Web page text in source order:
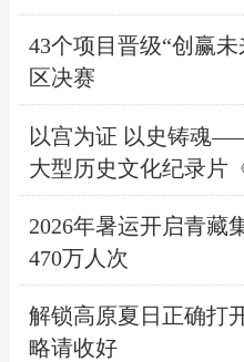
43个项目晋级“创赢
区决赛
以宫为证 以史铸魂
大型历史文化纪录片
2026年暑运开启青藏
470万人次
解锁高原夏日正确打
略请收好